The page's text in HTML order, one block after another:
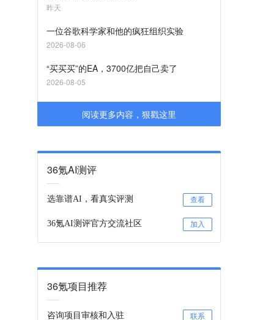
昨天
一位谷歌科学家和他的疯狂组织实验
2026-08-06
“买买买”的EA，3700亿把自己卖了
2026-08-05
阅读更多内容，狠戳这里
36氪AI测评
选靠谱AI，看真实评测 查看
36氪AI测评官方交流社区 加入
36氪项目推荐
咨询项目审核和入驻 联系